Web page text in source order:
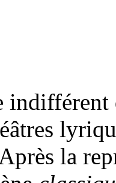
indifférent
la